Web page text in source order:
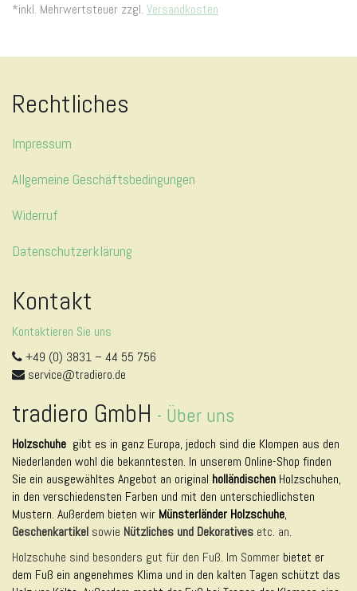
*inkl. Mehrwertsteuer zzgl. Versandkosten
Rechtliches
Impressum
Allgemeine Geschäftsbedingungen
Widerruf
Datenschutzerklärung
Kontakt
Kontaktieren Sie uns
+49 (0) 3831 – 44 55 756
service@tradiero.de
tradiero GmbH - Über uns
Holzschuhe gibt es in ganz Europa, jedoch sind die Klompen aus den
Niederlanden wohl die bekanntesten. In unserem Online-Shop finden
Sie ein ausgewähltes Angebot an original holländischen Holzschuhen,
in den verschiedensten Farben und mit den unterschiedlichsten
Mustern. Außerdem bieten wir Münsterländer Holzschuhe,
Geschenkartikel sowie Nützliches und Dekoratives etc. an.
Holzschuhe sind besonders gut für den Fuß. Im Sommer bietet er
dem Fuß ein angenehmes Klima und in den kalten Tagen schützt das